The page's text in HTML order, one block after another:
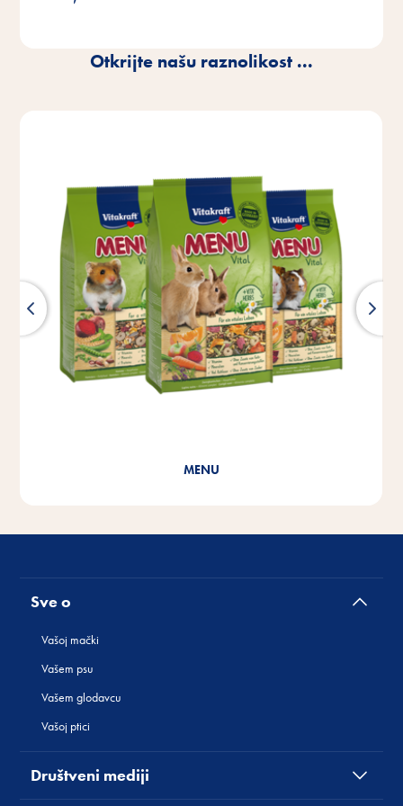
Otkrijte našu raznolikost ...
Sve o
Vašoj mački
Vašem psu
Vašem glodavcu
Vašoj ptici
Društveni mediji